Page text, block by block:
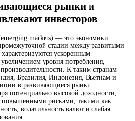
рынки и
инвесторов
markets) — это экономики
стадии между развитыми
ускоренным
уровня потребления,
К таким странам
Бразилия, Индонезия, Вьетнам и
в развивающиеся рынки
потенциально высокой доходности,
повышенными рисками, такими как
волатильность валют и слабая